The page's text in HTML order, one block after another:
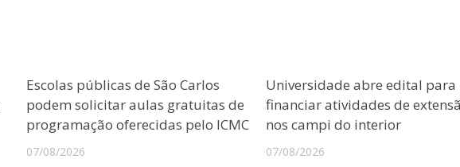
Escolas públicas de São Carlos
podem solicitar aulas gratuitas de
programação oferecidas pelo ICMC
07/08/2026
Universidade abre edital para
financiar atividades de
nos campi do interior
07/08/2026